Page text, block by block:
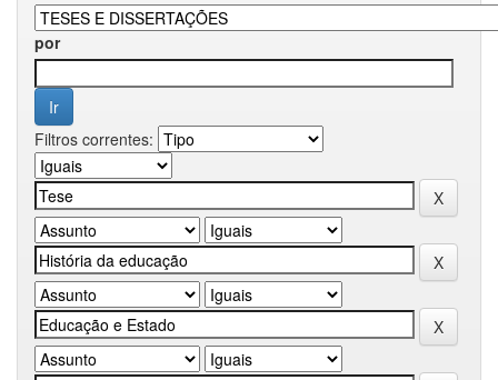
por
Filtros correntes: